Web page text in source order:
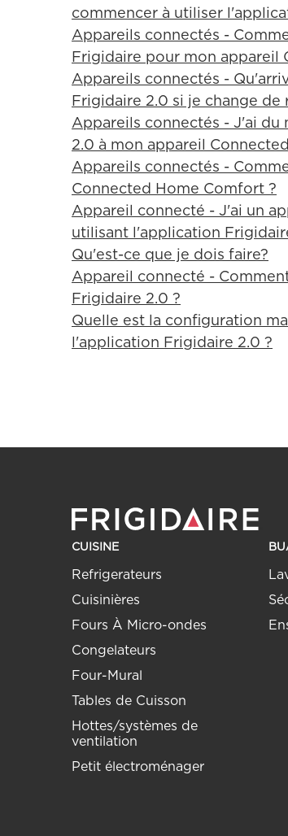
commencer à utiliser
Appareils connectés -
Frigidaire pour mon appareil
Appareils connectés -
Frigidaire 2.0 si je change
Appareils connectés - J'ai
2.0 à mon appareil
Appareils connectés -
Connected Home Comfort ?
Appareil connecté - J'ai un
utilisant l'application
Qu'est-ce que je dois faire?
Appareil connecté -
Frigidaire 2.0 ?
Quelle est la configuration
l'application Frigidaire 2.0 ?
CUISINE
Refrigerateurs
Cuisinières
Fours À Micro-ondes
Congelateurs
Four-Mural
Tables de Cuisson
Hottes/systèmes de
ventilation
Petit électroménager